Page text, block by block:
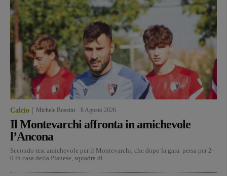
Calcio Michele Bossini 8 Agosto 2026
Il Montevarchi affronta in amichevole
l’Ancona
Secondo test amichevole per il Montevarchi, che dopo la gara persa per 2-
0 in casa della Pianese, squadra di...